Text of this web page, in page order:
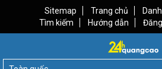
Sitemap Trang chủ
Tìm kiếm
Hướng dẫn